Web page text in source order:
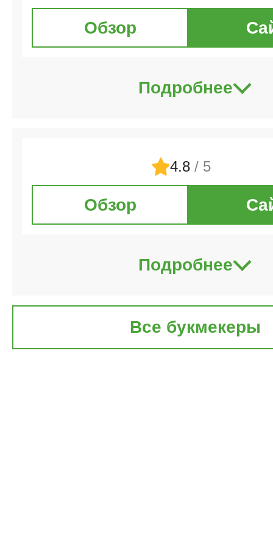
Обзор
Подробнее
4.8 / 5
Обзор
Подробнее
Все букмекеры